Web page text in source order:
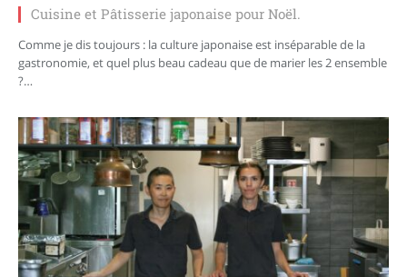
Cuisine et Pâtisserie japonaise pour Noël.
Comme je dis toujours : la culture japonaise est inséparable de la
gastronomie, et quel plus beau cadeau que de marier les 2 ensemble
?…